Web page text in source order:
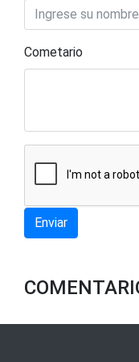
Cometario
Enviar